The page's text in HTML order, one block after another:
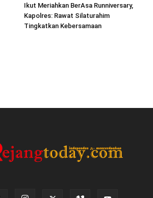
Ikut Meriahkan BerAsa Runniversary,
Kapolres: Rawat Silaturahim
Tingkatkan Kebersamaan